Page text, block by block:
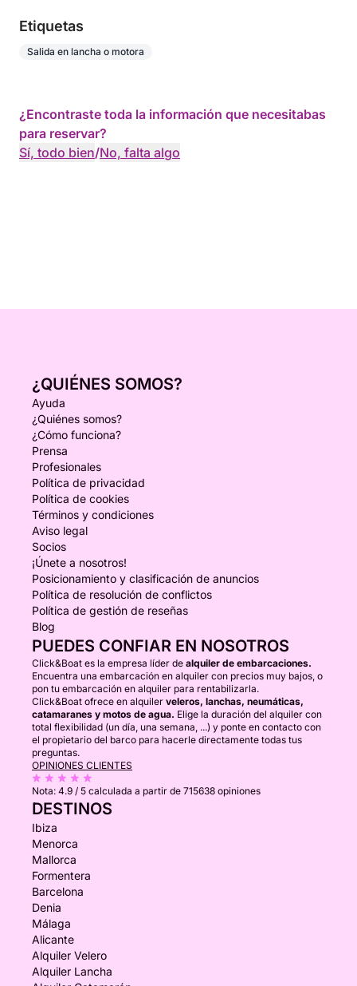
Etiquetas
Salida en lancha o motora
¿Encontraste toda la información que necesitabas
para reservar?
Sí, todo bien/No, falta algo
¿QUIÉNES SOMOS?
Ayuda
¿Quiénes somos?
¿Cómo funciona?
Prensa
Profesionales
Política de privacidad
Política de cookies
Términos y condiciones
Aviso legal
Socios
¡Únete a nosotros!
Posicionamiento y clasificación de anuncios
Política de resolución de conflictos
Política de gestión de reseñas
Blog
PUEDES CONFIAR EN NOSOTROS
Click&Boat es la empresa líder de alquiler de embarcaciones.
Encuentra una embarcación en alquiler con precios muy bajos, o
pon tu embarcación en alquiler para rentabilizarla.
Click&Boat ofrece en alquiler veleros, lanchas, neumáticas,
catamaranes y motos de agua. Elige la duración del alquiler con
total flexibilidad (un día, una semana, ...) y ponte en contacto con
el propietario del barco para hacerle directamente todas tus
preguntas.
OPINIONES CLIENTES
Nota: 4.9 / 5 calculada a partir de 715638 opiniones
DESTINOS
Ibiza
Menorca
Mallorca
Formentera
Barcelona
Denia
Málaga
Alicante
Alquiler Velero
Alquiler Lancha